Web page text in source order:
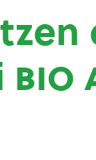
bio